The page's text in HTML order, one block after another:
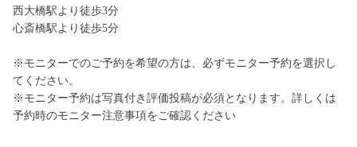
西大橋駅より徒歩3分
心斎橋駅より徒歩5分
※モニターでのご予約を希望の方は、必ずモニター予約を選択し
てください。
※モニター予約は写真付き評価投稿が必須となります。詳しくは
予約時のモニター注意事項をご確認ください